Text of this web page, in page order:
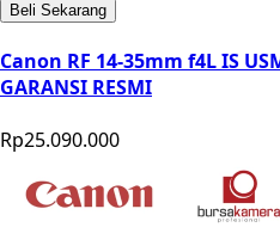
Beli Sekarang
Canon RF 14-35mm f4L IS
GARANSI RESMI
Rp25.090.000